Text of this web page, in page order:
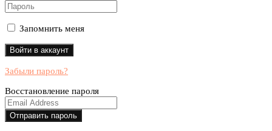
Запомнить меня
Забыли пароль?
Восстановление пароля